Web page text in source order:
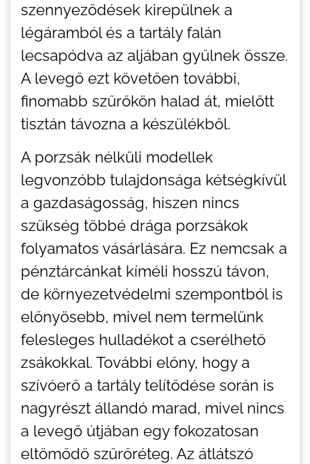
szennyeződések kirepülnek a
légáramból és a tartály falán
lecsapódva az aljában gyűlnek össze.
A levegő ezt követően további,
finomabb szűrőkön halad át, mielőtt
tisztán távozna a készülékből.
A porzsák nélküli modellek
legvonzóbb tulajdonsága kétségkívül
a gazdaságosság, hiszen nincs
szükség többé drága porzsákok
folyamatos vásárlására. Ez nemcsak a
pénztárcánkat kíméli hosszú távon,
de környezetvédelmi szempontból is
előnyösebb, mivel nem termelünk
felesleges hulladékot a cserélhető
zsákokkal. További előny, hogy a
szívóerő a tartály telítődése során is
nagyrészt állandó marad, mivel nincs
a levegő útjában egy fokozatosan
eltömődő szűrőréteg. Az átlátszó